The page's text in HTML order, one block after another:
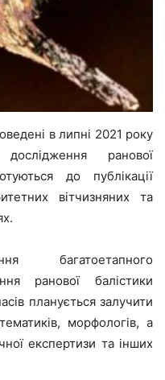
в липні 2021 року
дослідження ранової
до публікації
вітчизняних та
багатоетапного
ранової балістики
планується залучити
морфологів, а
експертизи та інших